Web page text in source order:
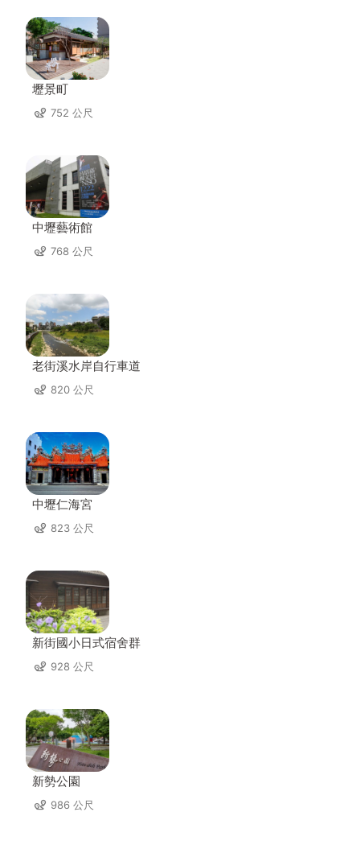
壢景町
752 公尺
中壢藝術館
768 公尺
老街溪水岸自行車道
820 公尺
中壢仁海宮
823 公尺
新街國小日式宿舍群
928 公尺
新勢公園
986 公尺